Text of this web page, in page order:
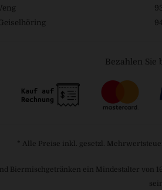
Bezahlen Sie
* Alle Preise inkl. gesetzl.
Biermischgetränken ein Mindestalter von